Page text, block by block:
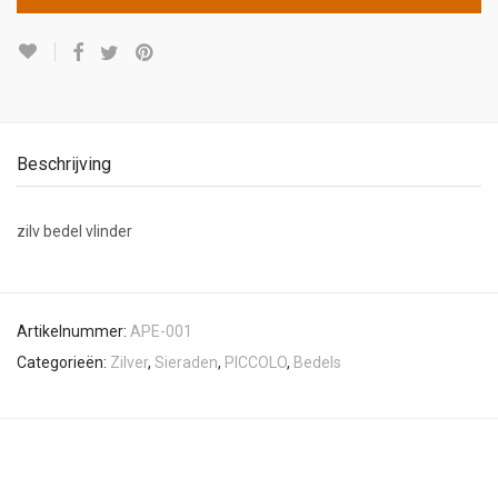
Beschrijving
zilv bedel vlinder
Artikelnummer: APE-001
Categorieën: Zilver, Sieraden, PICCOLO, Bedels